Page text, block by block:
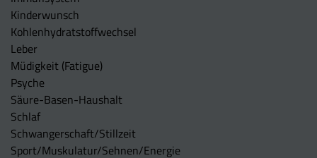
Kinderwunsch
Kohlenhydratstoffwechsel
Leber
Müdigkeit (Fatigue)
Psyche
Säure-Basen-Haushalt
Schlaf
Schwangerschaft/Stillzeit
Sport/Muskulatur/Sehnen/Energie